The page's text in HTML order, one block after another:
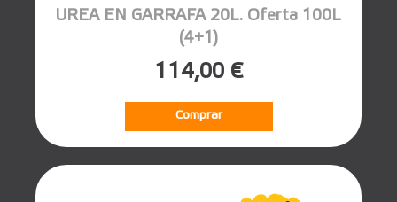
UREA EN GARRAFA 20L. Oferta 100L
(4+1)
114,00 €
Comprar